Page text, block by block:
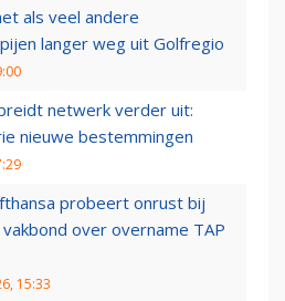
als veel andere
langer weg uit Golfregio
netwerk verder uit:
nieuwe bestemmingen
probeert onrust bij
over overname TAP
15:33